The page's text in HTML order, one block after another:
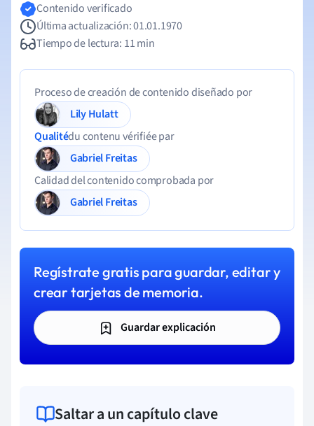
Contenido verificado
Última actualización: 01.01.1970
Tiempo de lectura: 11 min
Proceso de creación de contenido diseñado por
Lily Hulatt
Qualitédu contenu vérifiée par
Gabriel Freitas
Calidad del contenido comprobada por
Gabriel Freitas
Regístrate gratis para guardar, editar y
crear tarjetas de memoria.
Guardar explicación
Saltar a un capítulo clave